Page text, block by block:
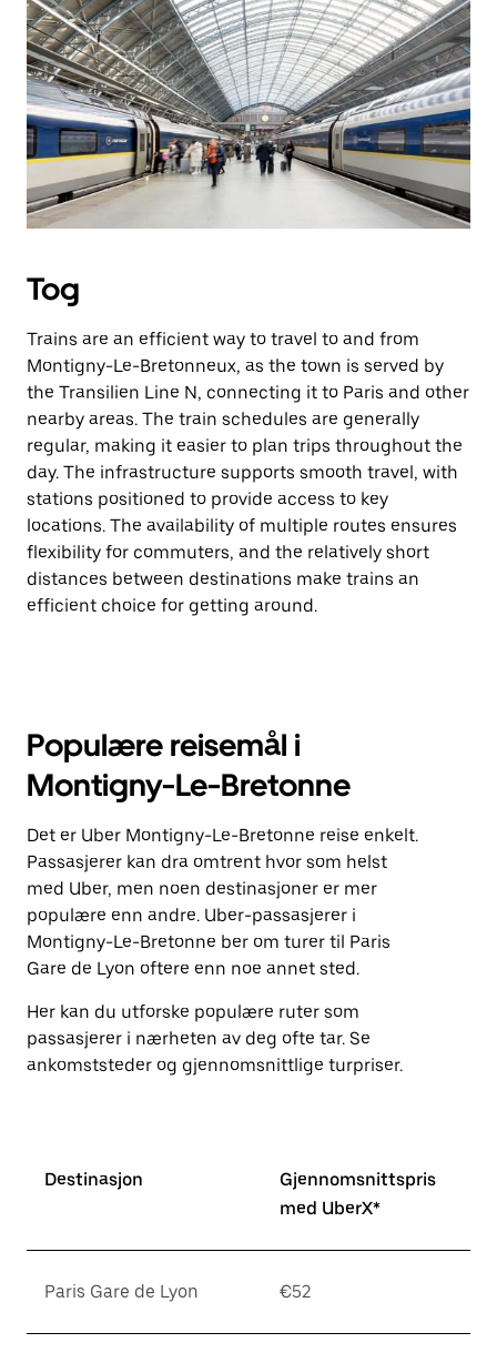
Tog
Trains are an efficient way to travel to and from
Montigny-Le-Bretonneux, as the town is served by
the Transilien Line N, connecting it to Paris and other
nearby areas. The train schedules are generally
regular, making it easier to plan trips throughout the
day. The infrastructure supports smooth travel, with
stations positioned to provide access to key
locations. The availability of multiple routes ensures
flexibility for commuters, and the relatively short
distances between destinations make trains an
efficient choice for getting around.
Populære reisemål i
Montigny-Le-Bretonne
Det er Uber Montigny-Le-Bretonne reise enkelt.
Passasjerer kan dra omtrent hvor som helst
med Uber, men noen destinasjoner er mer
populære enn andre. Uber-passasjerer i
Montigny-Le-Bretonne ber om turer til Paris
Gare de Lyon oftere enn noe annet sted.
Her kan du utforske populære ruter som
passasjerer i nærheten av deg ofte tar. Se
ankomststeder og gjennomsnittlige turpriser.
Destinasjon
Gjennomsnittspris
med UberX*
Paris Gare de Lyon €52